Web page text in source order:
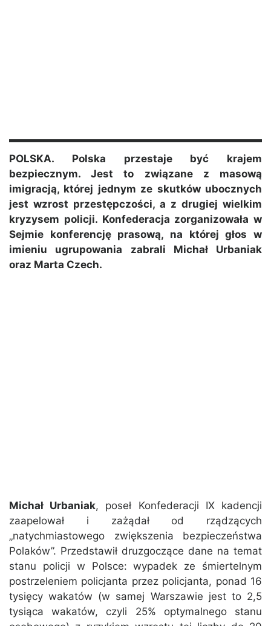
POLSKA. Polska przestaje być krajem
bezpiecznym. Jest to związane z masową
imigracją, której jednym ze skutków ubocznych
jest wzrost przestępczości, a z drugiej wielkim
kryzysem policji. Konfederacja zorganizowała w
Sejmie konferencję prasową, na której głos w
imieniu ugrupowania zabrali Michał Urbaniak
oraz Marta Czech.
Michał Urbaniak, poseł Konfederacji IX kadencji
zaapelował i zażądał od rządzących
„natychmiastowego zwiększenia bezpieczeństwa
Polaków”. Przedstawił druzgoczące dane na temat
stanu policji w Polsce: wypadek ze śmiertelnym
postrzeleniem policjanta przez policjanta, ponad 16
tysięcy wakatów (w samej Warszawie jest to 2,5
tysiąca wakatów, czyli 25% optymalnego stanu